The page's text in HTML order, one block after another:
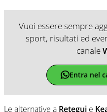
Vuoi essere sempre
sport, risultati ed
canale
Entra nel
Le alternative a Retegui e